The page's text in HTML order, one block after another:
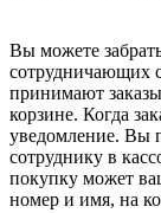
Вы можете
сотрудничающих
принимают
корзине. Когда
уведомление. Вы
сотруднику в
покупку может
номер и имя, на